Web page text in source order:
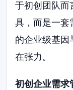
于初创团队而
具，而是一套
的企业级基因
在张力。
初创企业需求